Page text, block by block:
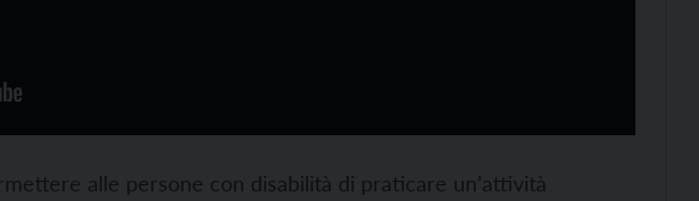
alle persone con disabilità di praticare un’attività